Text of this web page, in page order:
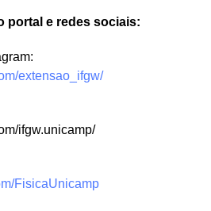
portal e redes sociais:
extensao_ifgw/
ifgw.unicamp/
FisicaUnicamp